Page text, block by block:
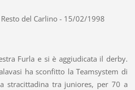
del Carlino - 15/02/1998
Furla e si è aggiudicata il derby.
ha sconfitto la Teamsystem di
stracittadina tra juniores, per 70 a